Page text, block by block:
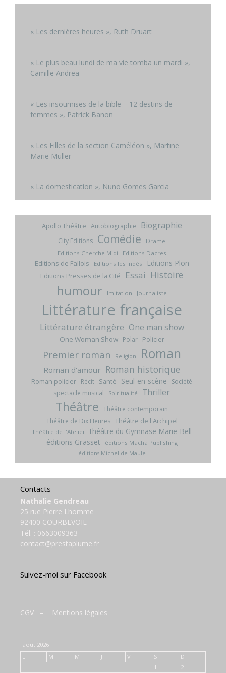
« Les dernières heures », Ruth Druart
« Le plus beau lundi de ma vie tomba un mardi »,
Camille Andrea
« Les insoumises de la bible – 12 destins de
femmes », Patrick Banon
« Les Filles de la section Caméléon », Martine
Marie Muller
« La domestication », Nuno Gomes Garcia
Apollo Théâtre Autobiographie Biographie
City Editions Comédie
Drame
Editions Cherche Midi
Editions Dacres
Editions de Fallois Editions les indés Editions Plon
Editions Presses de la Cité Essai Histoire
humour Imitation Journaliste
Littérature française
Littérature étrangère One man show
One Woman Show Polar Policier
Premier roman Religion Roman
Roman d'amour Roman historique
Roman policier Récit Santé Seul-en-scène
Société
spectacle musical
Spiritualité Thriller
Théâtre Théâtre contemporain
Théâtre de Dix Heures Théâtre de l'Archipel
Théâtre de l'Atelier théâtre du Gymnase Marie-Bell
éditions Grasset
éditions Macha Publishing
éditions Michel de Maule
Contacts
Nathalie Gendreau
25 rue Pierre Lhomme
92400 COURBEVOIE
Tél. : 0663009363
contact@prestaplume.fr
Suivez-moi sur Facebook
CGV – Mentions légales
août 2026
L
M M J V S
D
1
2